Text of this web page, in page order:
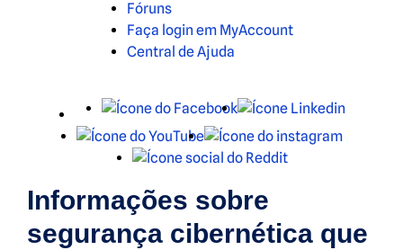
Fóruns
Faça login em MyAccount
Central de Ajuda
X Facebook
LinkedIn
Youtube
Reddit
Informações sobre
segurança cibernética que